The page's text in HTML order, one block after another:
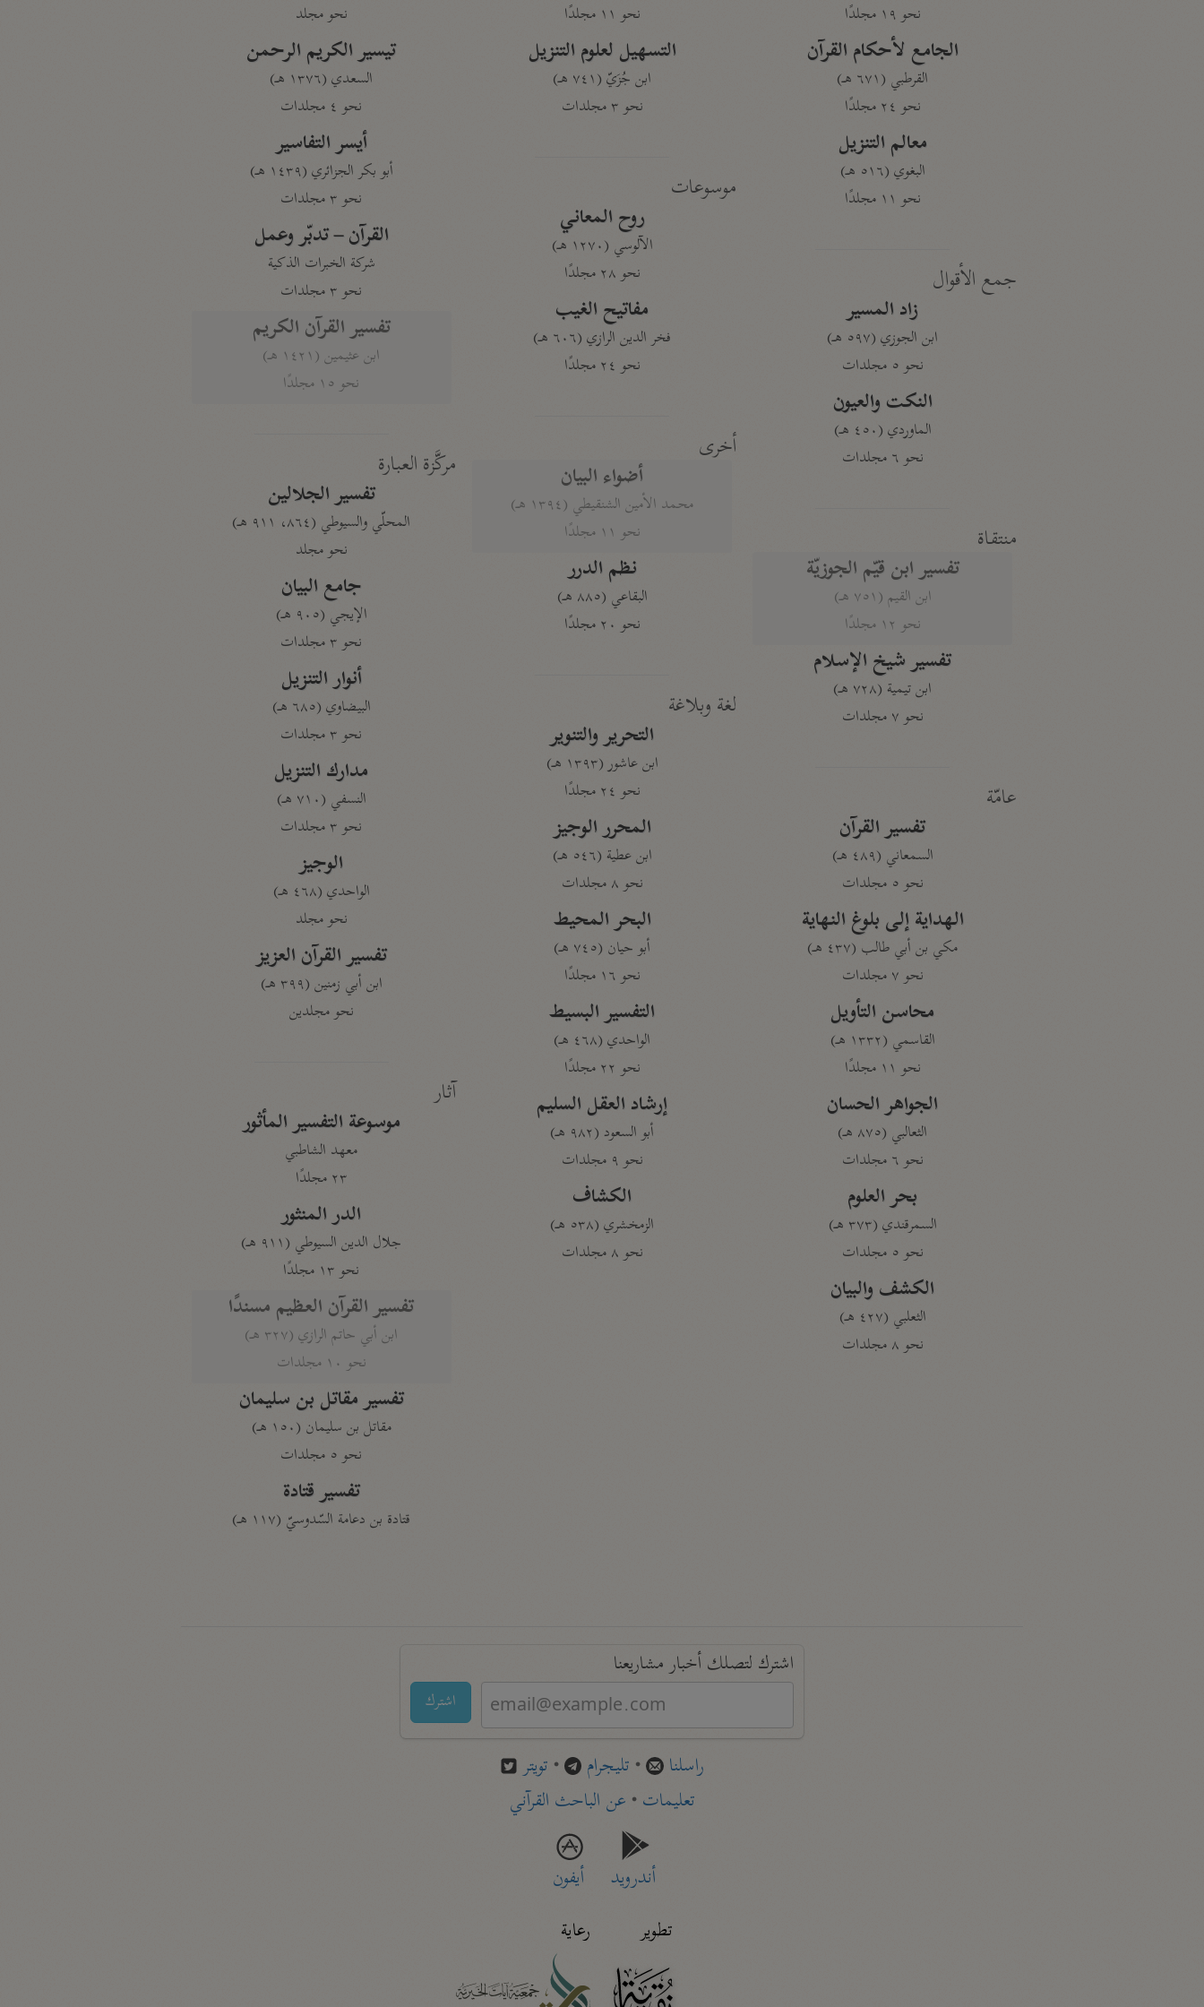
نحو ١٩ مجلدًا
الجامع لأحكام القرآن
القرطبي (٦٧١ هـ)
نحو ٢٤ مجلدًا
معالم التنزيل
البغوي (٥١٦ هـ)
نحو ١١ مجلدًا
جمع الأقوال
زاد المسير
ابن الجوزي (٥٩٧ هـ)
نحو ٥ مجلدات
النكت والعيون
الماوردي (٤٥٠ هـ)
نحو ٦ مجلدات
منتقاة
تفسير ابن قيّم الجوزيّة
ابن القيم (٧٥١ هـ)
نحو ١٢ مجلدًا
تفسير شيخ الإسلام
ابن تيمية (٧٢٨ هـ)
نحو ٧ مجلدات
عامّة
تفسير القرآن
السمعاني (٤٨٩ هـ)
نحو ٥ مجلدات
الهداية إلى بلوغ النهاية
مكي بن أبي طالب (٤٣٧ هـ)
نحو ٧ مجلدات
محاسن التأويل
القاسمي (١٣٣٢ هـ)
نحو ١١ مجلدًا
الجواهر الحسان
الثعالبي (٨٧٥ هـ)
نحو ٦ مجلدات
بحر العلوم
السمرقندي (٣٧٣ هـ)
نحو ٥ مجلدات
الكشف والبيان
الثعلبي (٤٢٧ هـ)
نحو ٨ مجلدات
نحو ١١ مجلدًا
التسهيل لعلوم التنزيل
ابن جُزَيّ (٧٤١ هـ)
نحو ٣ مجلدات
موسوعات
روح المعاني
الآلوسي (١٢٧٠ هـ)
نحو ٢٨ مجلدًا
مفاتيح الغيب
فخر الدين الرازي (٦٠٦ هـ)
نحو ٢٤ مجلدًا
أخرى
أضواء البيان
محمد الأمين الشنقيطي (١٣٩٤ هـ)
نحو ١١ مجلدًا
نظم الدرر
البقاعي (٨٨٥ هـ)
نحو ٢٠ مجلدًا
لغة وبلاغة
التحرير والتنوير
ابن عاشور (١٣٩٣ هـ)
نحو ٢٤ مجلدًا
المحرر الوجيز
ابن عطية (٥٤٦ هـ)
نحو ٨ مجلدات
البحر المحيط
أبو حيان (٧٤٥ هـ)
نحو ١٦ مجلدًا
التفسير البسيط
الواحدي (٤٦٨ هـ)
نحو ٢٢ مجلدًا
إرشاد العقل السليم
أبو السعود (٩٨٢ هـ)
نحو ٩ مجلدات
الكشاف
الزمخشري (٥٣٨ هـ)
نحو ٨ مجلدات
نحو مجلد
تيسير الكريم الرحمن
السعدي (١٣٧٦ هـ)
نحو ٤ مجلدات
أيسر التفاسير
أبو بكر الجزائري (١٤٣٩ هـ)
نحو ٣ مجلدات
القرآن – تدبّر وعمل
شركة الخبرات الذكية
نحو ٣ مجلدات
تفسير القرآن الكريم
ابن عثيمين (١٤٢١ هـ)
نحو ١٥ مجلدًا
مركَّزة العبارة
تفسير الجلالين
المحلّي والسيوطي (٨٦٤، ٩١١ هـ)
نحو مجلد
جامع البيان
الإيجي (٩٠٥ هـ)
نحو ٣ مجلدات
أنوار التنزيل
البيضاوي (٦٨٥ هـ)
نحو ٣ مجلدات
مدارك التنزيل
النسفي (٧١٠ هـ)
نحو ٣ مجلدات
الوجيز
الواحدي (٤٦٨ هـ)
نحو مجلد
تفسير القرآن العزيز
ابن أبي زمنين (٣٩٩ هـ)
نحو مجلدين
آثار
موسوعة التفسير المأثور
معهد الشاطبي
٢٣ مجلدًا
الدر المنثور
جلال الدين السيوطي (٩١١ هـ)
نحو ١٣ مجلدًا
تفسير القرآن العظيم مسندًا
ابن أبي حاتم الرازي (٣٢٧ هـ)
نحو ١٠ مجلدات
تفسير مقاتل بن سليمان
مقاتل بن سليمان (١٥٠ هـ)
نحو ٥ مجلدات
تفسير قتادة
قتادة بن دعامة السّدوسيّ (١١٧ هـ)
اشترك لتصلك أخبار مشاريعنا
اشترك
راسلنا • تليجرام • تويتر
تعليمات• عن الباحث القرآني
أندرويد
أيفون
تطوير
رعاية